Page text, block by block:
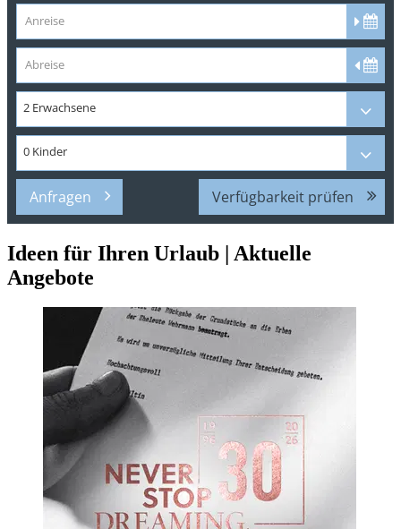
Verfügbarkeit prüfen
Anfragen
Ideen für Ihren Urlaub | Aktuelle
Angebote